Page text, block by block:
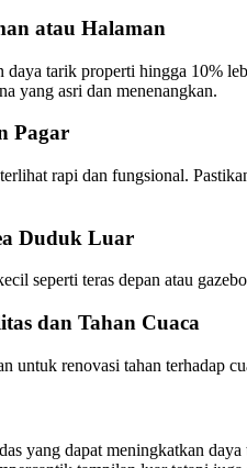
atau Halaman
tarik properti hingga 10%
yang asri dan menenangkan.
Pagar
rapi dan fungsional.
Duduk Luar
seperti teras depan atau
dan Tahan Cuaca
untuk renovasi tahan terhadap
yang dapat meningkatkan